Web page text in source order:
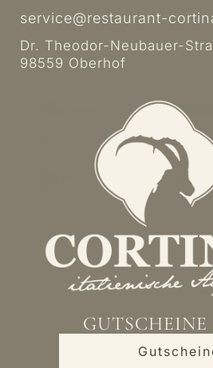
service@restaurant-
Dr. Theodor-Neubauer-
98559 Oberhof